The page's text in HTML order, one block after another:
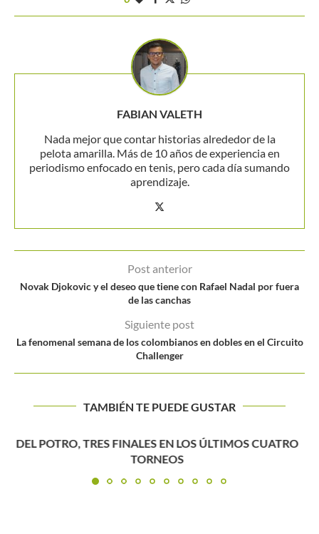
FABIAN VALETH
Nada mejor que contar historias alrededor de la
pelota amarilla. Más de 10 años de experiencia en
periodismo enfocado en tenis, pero cada día sumando
aprendizaje.
Post anterior
Novak Djokovic y el deseo que tiene con Rafael Nadal por fuera
de las canchas
Siguiente post
La fenomenal semana de los colombianos en dobles en el Circuito
Challenger
TAMBIÉN TE PUEDE GUSTAR
Djokovic también es leyenda en Wimbledon